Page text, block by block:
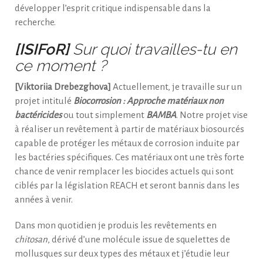
développer l’esprit critique indispensable dans la
recherche.
[ISIFoR]Sur quoi travailles-tu en
ce moment ?
[Viktoriia Drebezghova] Actuellement, je travaille sur un
projet intitulé Biocorrosion : Approche matériaux non
bactéricidesou tout simplement BAMBA. Notre projet vise
à réaliser un revêtement à partir de matériaux biosourcés
capable de protéger les métaux de corrosion induite par
les bactéries spécifiques. Ces matériaux ont une très forte
chance de venir remplacer les biocides actuels qui sont
ciblés par la législation REACH et seront bannis dans les
années à venir.
Dans mon quotidien je produis les revêtements en
chitosan, dérivé d’une molécule issue de squelettes de
mollusques sur deux types des métaux et j’étudie leur